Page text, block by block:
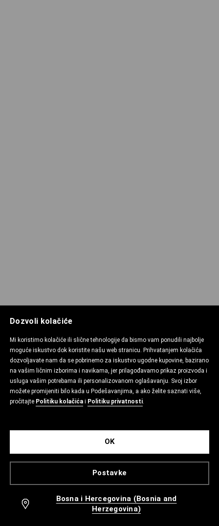
Dozvoli kolačiće
Mi koristimo kolačiće ili slične tehnologije da bismo vam ponudili najbolje
moguće iskustvo dok koristite našu web stranicu. Prihvatanjem kolačića
dozvoljavate nam da se pobrinemo za iskustvo ugodne kupovine, bazirano
na vašim ličnim izborima i navikama, jer prilagođavamo prikaz proizvoda i
usluga vašim potrebama ili personalizovanom oglašavanju. Svoj izbor
možete promijeniti bilo kada u Podešavanjima, a ako želite saznati više,
pročitajte Politiku kolačića i Politiku privatnosti.
Postavke
OK
Bosna i Hercegovina (Bosnia and
Herzegovina)